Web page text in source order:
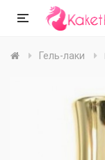
Гель-лаки